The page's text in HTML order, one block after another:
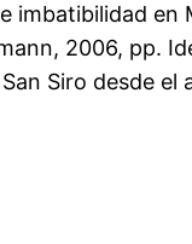
imbatibilidad
2006, pp.
Siro desde el